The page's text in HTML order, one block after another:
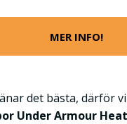
MER INFO!
det bästa, därför
Under Armour